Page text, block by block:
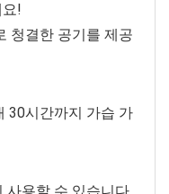
!
청결한 공기를 제공
30시간까지 가습 가